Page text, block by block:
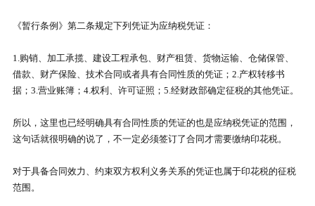
《暂行条例》第二条规定下列凭证为应纳税凭证：
1.购销、加工承揽、建设工程承包、财产租赁、货物运输、仓储保管、
借款、财产保险、技术合同或者具有合同性质的凭证；2.产权转移书
据；3.营业账簿；4.权利、许可证照；5.经财政部确定征税的其他凭证。
所以，这里也已经明确具有合同性质的凭证的也是应纳税凭证的范围，
这句话就很明确的说了，不一定必须签订了合同才需要缴纳印花税。
对于具备合同效力、约束双方权利义务关系的凭证也属于印花税的征税
范围。